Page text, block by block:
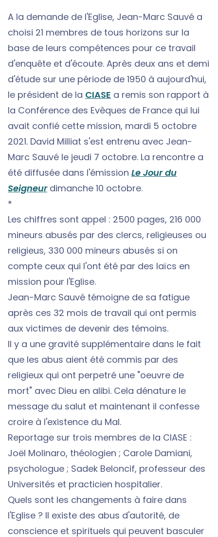
A la demande de l'Eglise, Jean-Marc Sauvé a
choisi 21 membres de tous horizons sur la
base de leurs compétences pour ce travail
d'enquête et d'écoute. Après deux ans et demi
d'étude sur une période de 1950 à aujourd'hui,
le président de la CIASE a remis son rapport à
la Conférence des Evêques de France qui lui
avait confié cette mission, mardi 5 octobre
2021. David Milliat s'est entrenu avec Jean-
Marc Sauvé le jeudi 7 octobre. La rencontre a
été diffusée dans l'émission Le Jour du
Seigneurdimanche 10 octobre.
*
Les chiffres sont appel : 2500 pages, 216 000
mineurs abusés par des clercs, religieuses ou
religieus, 330 000 mineurs abusés si on
compte ceux qui l'ont été par des laïcs en
mission pour l'Eglise.
Jean-Marc Sauvé témoigne de sa fatigue
après ces 32 mois de travail qui ont permis
aux victimes de devenir des témoins.
Il y a une gravité supplémentaire dans le fait
que les abus aient été commis par des
religieux qui ont perpetré une "oeuvre de
mort" avec Dieu en alibi. Cela dénature le
message du salut et maintenant il confesse
croire à l'existence du Mal.
Reportage sur trois membres de la CIASE :
Joël Molinaro, théologien ; Carole Damiani,
psychologue ; Sadek Beloncif, professeur des
Universités et practicien hospitalier.
Quels sont les changements à faire dans
l'Eglise ? Il existe des abus d'autorité, de
conscience et spirituels qui peuvent basculer